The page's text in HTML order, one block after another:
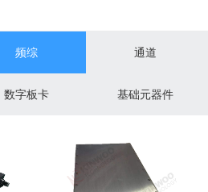
频综 通道
数字板卡 基础元器件